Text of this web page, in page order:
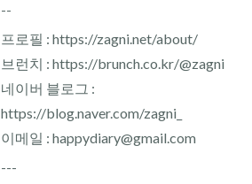
--
프로필 : https://zagni.net/about/
브런치 : https://brunch.co.kr/@zagni
네이버 블로그 :
https://blog.naver.com/zagni_
이메일 : happydiary@gmail.com
---